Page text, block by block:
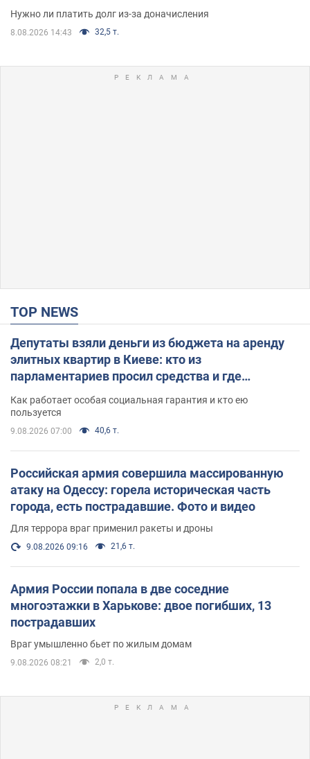
Нужно ли платить долг из-за доначисления
8.08.2026 14:43 32,5 т.
TOP NEWS
Депутаты взяли деньги из бюджета на аренду
элитных квартир в Киеве: кто из
парламентариев просил средства и где
поселился
Как работает особая социальная гарантия и кто ею
пользуется
9.08.2026 07:00 40,6 т.
Российская армия совершила массированную
атаку на Одессу: горела историческая часть
города, есть пострадавшие. Фото и видео
Для террора враг применил ракеты и дроны
9.08.2026 09:16 21,6 т.
Армия России попала в две соседние
многоэтажки в Харькове: двое погибших, 13
пострадавших
Враг умышленно бьет по жилым домам
9.08.2026 08:21 2,0 т.